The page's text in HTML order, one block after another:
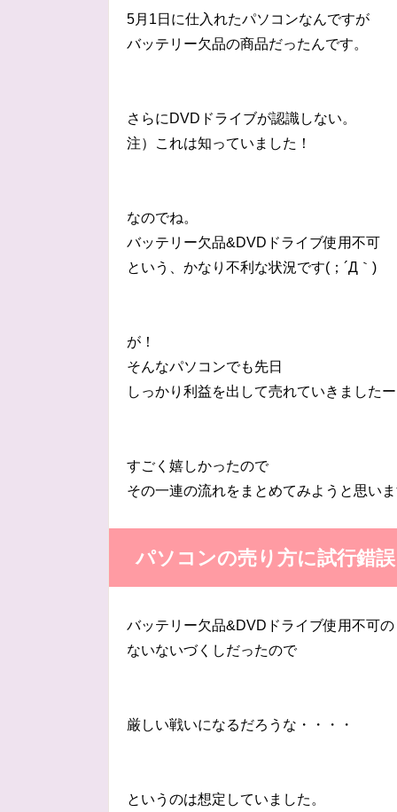
5月1日に仕入れたパソコンなんですが
バッテリー欠品の商品だったんです。
さらにDVDドライブが認識しない。
注）これは知っていました！
なのでね。
バッテリー欠品&DVDドライブ使用不可
という、かなり不利な状況です(；´Д｀)
が！
そんなパソコンでも先日
しっかり利益を出して売れていきました
すごく嬉しかったので
その一連の流れをまとめてみようと思い
パソコンの売り方に試行錯誤
バッテリー欠品&DVDドライブ使用不可の
ないないづくしだったので
厳しい戦いになるだろうな・・・・
というのは想定していました。